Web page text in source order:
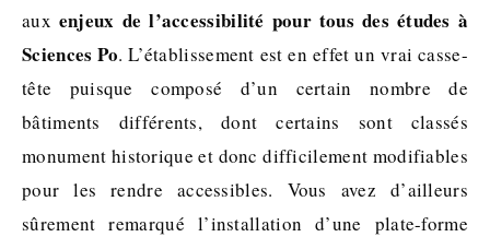
aux enjeux de l’accessibilité pour tous des études à
Sciences Po. L’établissement est en effet un vrai casse-
tête puisque composé d’un certain nombre de
bâtiments différents, dont certains sont classés
monument historique et donc difficilement modifiables
pour les rendre accessibles. Vous avez d’ailleurs
sûrement remarqué l’installation d’une plate-forme